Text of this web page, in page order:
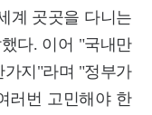
계 곳곳을 다니는
다. 이어 "국내만
지"라며 "정부가
러번 고민해야 한